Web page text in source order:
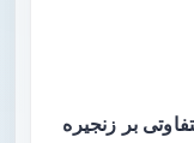
بر زنجیره‌